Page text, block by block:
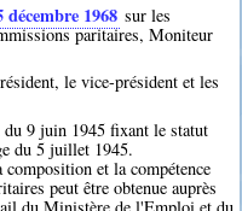
1968 sur les
paritaires, Moniteur
le vice-président et les
9 juin 1945 fixant le statut
du 5 juillet 1945.
et la compétence
peut être obtenue auprès
du Ministère de l'Emploi et du